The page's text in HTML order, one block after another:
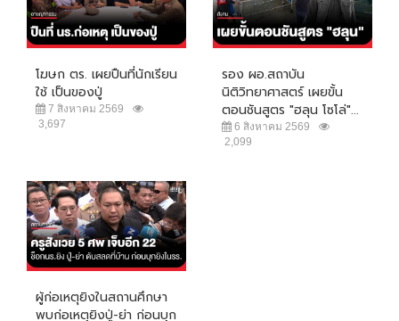
โฆษก ตร. เผยปืนที่นักเรียน
ใช้ เป็นของปู่
7 สิงหาคม 2569
3,697
รอง ผอ.สถาบัน
นิติวิทยาศาสตร์ เผยขั้น
ตอนชันสูตร "ฮลุน โซโล่"...
6 สิงหาคม 2569
2,099
ผู้ก่อเหตุยิงในสถานศึกษา
พบก่อเหตุยิงปู่-ย่า ก่อนบุก